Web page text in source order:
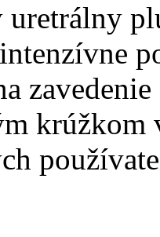
krúžkom